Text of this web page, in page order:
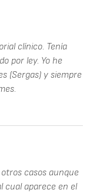
clínico. Tenía
por ley. Yo he
(Sergas) y siempre
casos aunque
cual aparece en el